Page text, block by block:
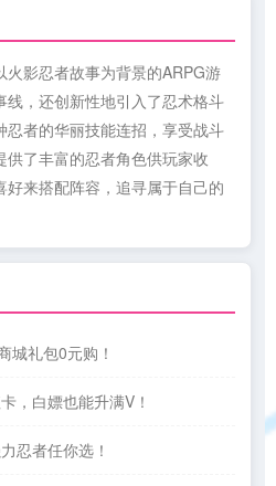
火影忍者故事为背景的ARPG游
，还创新性地引入了忍术格斗
忍者的华丽技能连招，享受战斗
了丰富的忍者角色供玩家收
来搭配阵容，追寻属于自己的
城礼包0元购！
，白嫖也能升满V！
忍者任你选！